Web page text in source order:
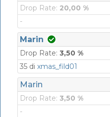
Drop Rate: 20,00 %
-
Marin
Drop Rate: 3,50 %
35 di xmas_fild01
Marin
Drop Rate: 3,50 %
-